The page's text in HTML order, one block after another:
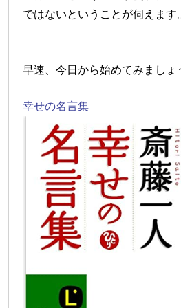
ではないということが伺えます
早速、今日から始めてみましょ
幸せの名言集